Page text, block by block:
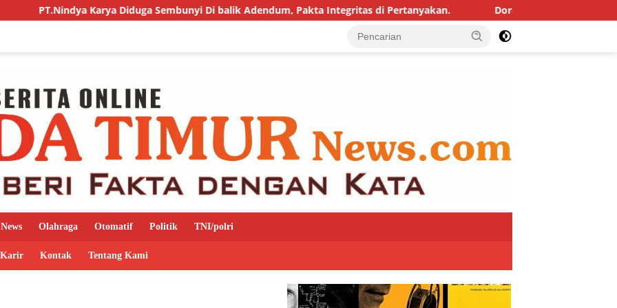
Karya Diduga Sembunyi Di balik Adendum, Pakta Integritas di Pertanyakan. Dorong Inovasi dan Pelayanan publik,
News Olahraga Otomatif Politik TNI/polri
Karir Kontak Tentang Kami